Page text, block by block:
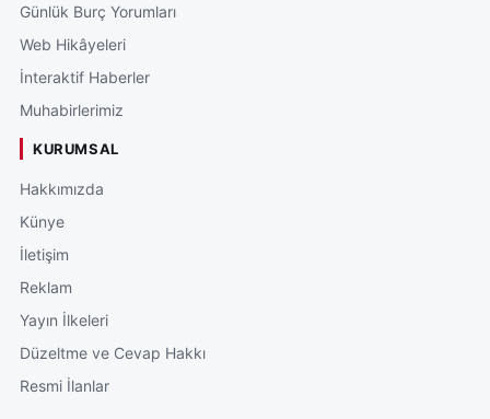
Günlük Burç Yorumları
Web Hikâyeleri
İnteraktif Haberler
Muhabirlerimiz
KURUMSAL
Hakkımızda
Künye
İletişim
Reklam
Yayın İlkeleri
Düzeltme ve Cevap Hakkı
Resmi İlanlar